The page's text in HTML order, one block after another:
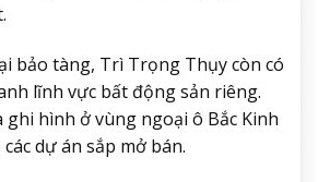
bảo tàng, Trì Trọng Thụy còn có
lĩnh vực bất động sản riêng.
ghi hình ở vùng ngoại ô Bắc Kinh
dự án sắp mở bán.